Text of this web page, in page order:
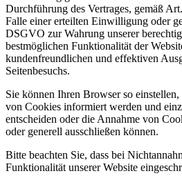
Durchführung des Vertrages, gemäß
Falle einer erteilten Einwilligung oder
DSGVO zur Wahrung unserer
bestmöglichen Funktionalität der
kundenfreundlichen und effektiven
Seitenbesuchs.
Sie können Ihren Browser so einstellen,
von Cookies informiert werden und
entscheiden oder die Annahme von
oder generell ausschließen können.
Bitte beachten Sie, dass bei
Funktionalität unserer Website